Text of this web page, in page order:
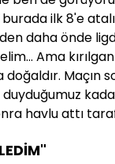
ilk 8'e
daha önde
Ama
doğaldır. Maçın
havlu attı